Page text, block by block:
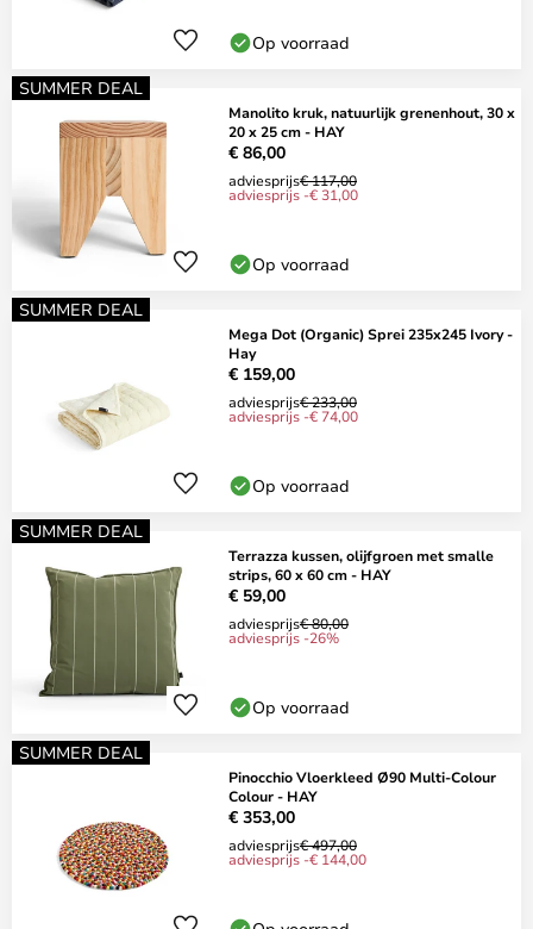
Op voorraad
SUMMER DEAL
Manolito kruk, natuurlijk grenenhout, 30 x
20 x 25 cm - HAY
€ 86,00
adviesprijs€ 117,00
adviesprijs -€ 31,00
Op voorraad
SUMMER DEAL
Mega Dot (Organic) Sprei 235x245 Ivory -
Hay
€ 159,00
adviesprijs€ 233,00
adviesprijs -€ 74,00
Op voorraad
SUMMER DEAL
Terrazza kussen, olijfgroen met smalle
strips, 60 x 60 cm - HAY
€ 59,00
adviesprijs€ 80,00
adviesprijs -26%
Op voorraad
SUMMER DEAL
Pinocchio Vloerkleed Ø90 Multi-Colour
Colour - HAY
€ 353,00
adviesprijs€ 497,00
adviesprijs -€ 144,00